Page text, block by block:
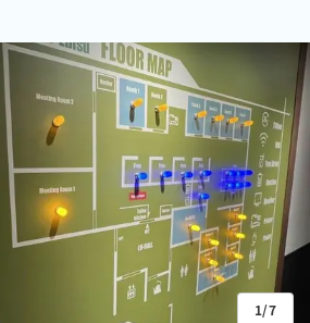
1/7